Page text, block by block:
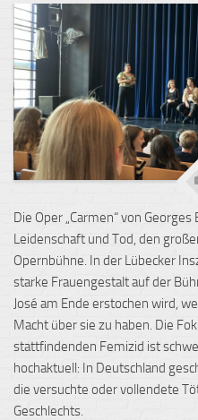
Die Oper „Carmen“ von
Leidenschaft und Tod, den
Opernbühne. In der Lübecker
starke Frauengestalt auf der
José am Ende erstochen wird,
Macht über sie zu haben. Die
stattfindenden Femizid ist
hochaktuell: In Deutschland
die versuchte oder vollendete
Geschlechts.